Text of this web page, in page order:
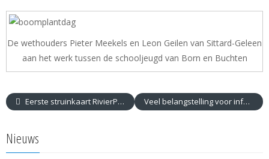
De wethouders Pieter Meekels en Leon Geilen van Sittard-Geleen
aan het werk tussen de schooljeugd van Born en Buchten
Eerste struinkaart RivierPark Maasvallei aan Nederlandse Maasoever Veel belangstelling voor infoavonden Consortium Grensmaas
Nieuws